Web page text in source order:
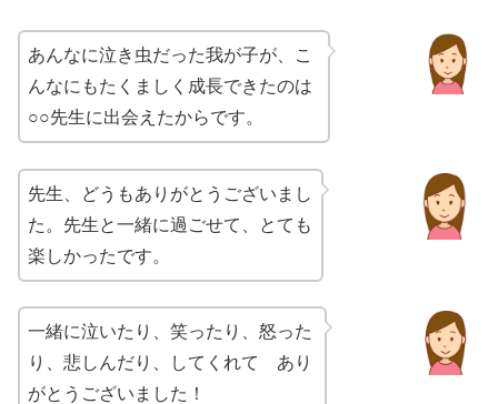
あんなに泣き虫だった我が子が、こ
んなにもたくましく成長できたのは
○○先生に出会えたからです。
先生、どうもありがとうございまし
た。先生と一緒に過ごせて、とても
楽しかったです。
一緒に泣いたり、笑ったり、怒った
り、悲しんだり、してくれて あり
がとうございました！